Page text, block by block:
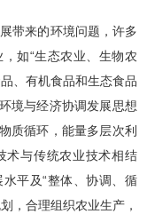
来的环境问题，许多
如“生态农业、生物农
、有机食品和生态食品
境与经济协调发展思想
质循环，能量多层次利
术与传统农业技术相结
平及“整体、协调、循
，合理组织农业生产，